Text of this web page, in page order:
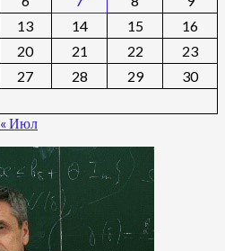
13 14 15
16
20 21 22
23
27 28 29
30
« Июл